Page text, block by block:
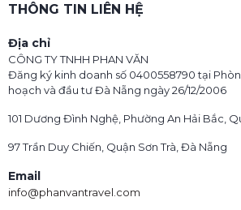
THÔNG TIN LIÊN HỆ
Địa chỉ
CÔNG TY TNHH PHAN VĂN
Đăng ký kinh doanh số 0400558790 tại
hoạch và đầu tư Đà Nẵng ngày 26/12/2006
101 Dương Đình Nghệ, Phường An Hải Bắc,
97 Trần Duy Chiến, Quận Sơn Trà, Đà Nẵng
Email
info@phanvantravel.com